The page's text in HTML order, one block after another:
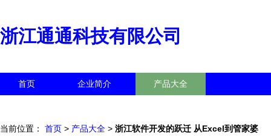
浙江通通科技有限公司
首页 企业简介 产品大全
当前位置： 首页 > 产品大全 > 浙江软件开发的跃迁 从Excel到管家婆